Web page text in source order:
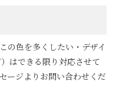
の色を多くしたい・デザイ
はできる限り対応させて
ージよりお問い合わせくだ